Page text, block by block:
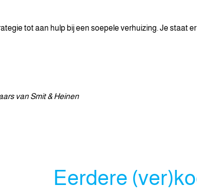
tot aan hulp bij een soepele verhuizing. Je staat
van Smit & Heinen
Eerdere